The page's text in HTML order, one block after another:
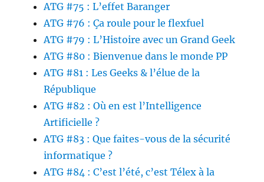
ATG #75 : L’effet Baranger
ATG #76 : Ça roule pour le flexfuel
ATG #79 : L’Histoire avec un Grand Geek
ATG #80 : Bienvenue dans le monde PP
ATG #81 : Les Geeks & l’élue de la
République
ATG #82 : Où en est l’Intelligence
Artificielle ?
ATG #83 : Que faites-vous de la sécurité
informatique ?
ATG #84 : C’est l’été, c’est Télex à la